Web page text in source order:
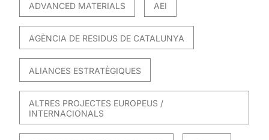
ADVANCED MATERIALS AEI
AGÈNCIA DE RESIDUS DE CATALUNYA
ALIANCES ESTRATÈGIQUES
ALTRES PROJECTES EUROPEUS /
INTERNACIONALS